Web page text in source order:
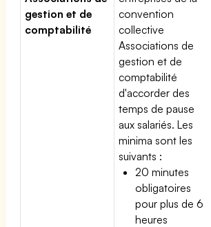
gestion et de
comptabilité
convention
collective
Associations de
gestion et de
comptabilité
d'accorder des
temps de pause
aux salariés. Les
minima sont les
suivants :
20 minutes
obligatoires
pour plus de 6
heures